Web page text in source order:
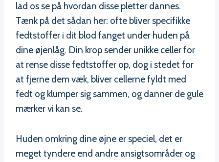
lad os se på hvordan disse pletter dannes.
Tænk på det sådan her: ofte bliver specifikke
fedtstoffer i dit blod fanget under huden på
dine øjenlåg. Din krop sender unikke celler for
at rense disse fedtstoffer op, dog i stedet for
at fjerne dem væk, bliver cellerne fyldt med
fedt og klumper sig sammen, og danner de gule
mærker vi kan se.
Huden omkring dine øjne er speciel, det er
meget tyndere end andre ansigtsområder og